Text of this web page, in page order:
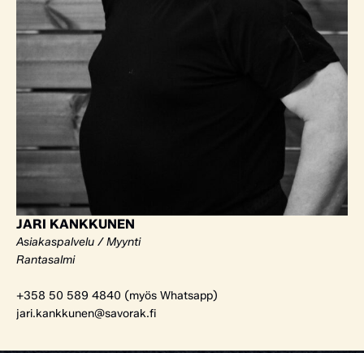
JARI KANKKUNEN
Asiakaspalvelu / Myynti
Rantasalmi
+358 50 589 4840 (myös Whatsapp)
jari.kankkunen@savorak.fi